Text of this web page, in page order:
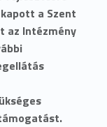
a Szent
az Intézmény